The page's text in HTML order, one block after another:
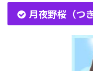
月夜野桜（つ